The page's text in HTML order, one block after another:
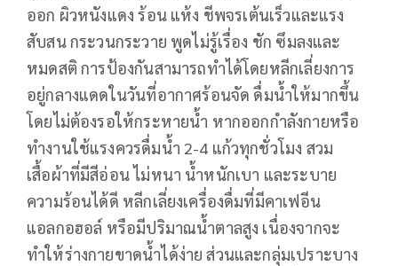
ออก ผิวหนังแดง ร้อน แห้ง ชีพจรเต้นเร็วและแรง
สับสน กระวนกระวาย พูดไม่รู้เรื่อง ชัก ซึมลงและ
หมดสติ การป้องกันสามารถทำได้โดยหลีกเลี่ยงการ
อยู่กลางแดดในวันที่อากาศร้อนจัด ดื่มน้ำให้มากขึ้น
โดยไม่ต้องรอให้กระหายน้ำ หากออกกำลังกายหรือ
ทำงานใช้แรงควรดื่มน้ำ 2-4 แก้วทุกชั่วโมง สวม
เสื้อผ้าที่มีสีอ่อน ไม่หนา น้ำหนักเบา และระบาย
ความร้อนได้ดี หลีกเลี่ยงเครื่องดื่มที่มีคาเฟอีน
แอลกอฮอล์ หรือมีปริมาณน้ำตาลสูง เนื่องจากจะ
ทำให้ร่างกายขาดน้ำได้ง่าย ส่วนและกลุ่มเปราะบาง